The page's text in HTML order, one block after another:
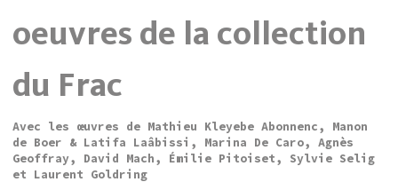
oeuvres de la collection
du Frac
Avec les œuvres de Mathieu Kleyebe Abonnenc, Manon
de Boer & Latifa Laâbissi, Marina De Caro, Agnès
Geoffray, David Mach, Émilie Pitoiset, Sylvie Selig
et Laurent Goldring